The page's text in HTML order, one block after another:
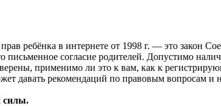
ребёнка в интернете от 1998 г. — это закон
согласие родителей. Допустимо
применимо ли это к вам, как к
давать рекомендаций по правовым вопросам
силы.